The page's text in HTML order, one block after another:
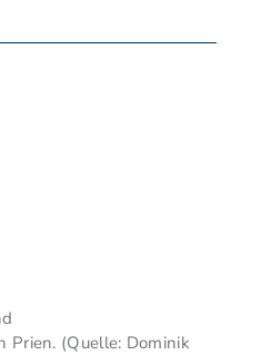
Prien. (Quelle: Dominik